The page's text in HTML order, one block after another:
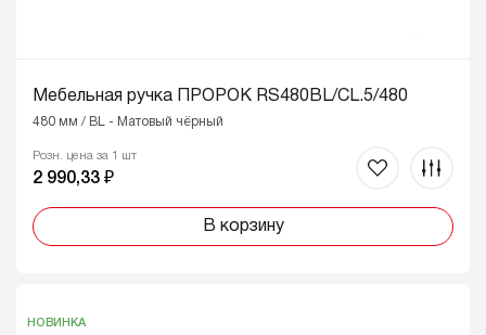
Мебельная ручка ПРОРОК RS480BL/CL.5/480
480 мм / BL - Матовый чёрный
Розн. цена за 1 шт
2 990,33 ₽
В корзину
НОВИНКА